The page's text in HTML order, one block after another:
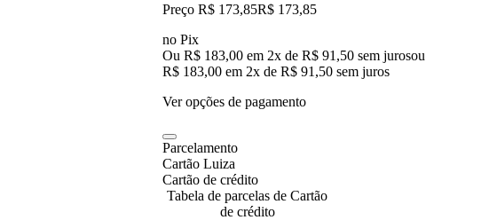
Preço R$ 173,85R$ 173,85
no Pix
Ou R$ 183,00 em 2x de R$ 91,50 sem jurosou
R$ 183,00 em 2x de R$ 91,50 sem juros
Ver opções de pagamento
Parcelamento
Cartão Luiza
Cartão de crédito
Tabela de parcelas de Cartão
de crédito